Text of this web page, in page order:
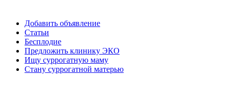
Добавить объявление
Статьи
Бесплодие
Предложить клинику ЭКО
Ищу суррогатную маму
Стану суррогатной матерью